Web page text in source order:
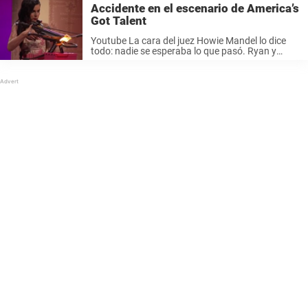
Accidente en el escenario de America’s
Got Talent
Youtube La cara del juez Howie Mandel lo dice
todo: nadie se esperaba lo que pasó. Ryan y